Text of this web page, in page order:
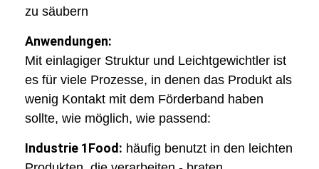
zu säubern
Anwendungen:
Mit einlagiger Struktur und Leichtgewichtler ist
es für viele Prozesse, in denen das Produkt als
wenig Kontakt mit dem Förderband haben
sollte, wie möglich, wie passend:
Industrie 1Food: häufig benutzt in den leichten